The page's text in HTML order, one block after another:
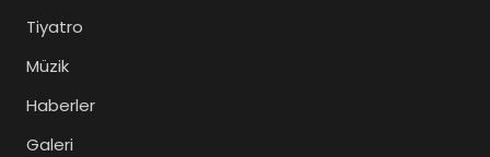
Tiyatro
Müzik
Haberler
Galeri